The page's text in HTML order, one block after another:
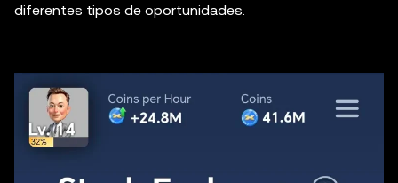
diferentes tipos de oportunidades.